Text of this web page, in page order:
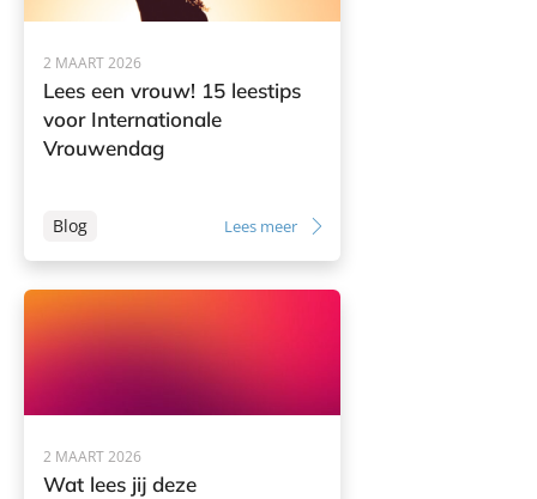
2 MAART 2026
Lees een vrouw! 15 leestips
voor Internationale
Vrouwendag
Blog Lees meer
2 MAART 2026
Wat lees jij deze